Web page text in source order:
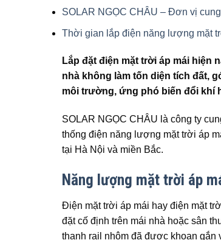
SOLAR NGỌC CHÂU – Đơn vị
Thời gian lắp điện năng lượng mặt
Lắp đặt điện mặt trời áp mái
nhà không làm tốn diện tích đất,
môi trường, ứng phó biến đổi khí
SOLAR NGỌC CHÂU là công ty
thống điện năng lượng mặt trời áp
tại Hà Nội và miền Bắc.
Năng lượng mặt trời áp
Điện mặt trời áp mái hay điện mặt
đặt cố định trên mái nhà hoặc sân
thanh rail nhôm đã được khoan